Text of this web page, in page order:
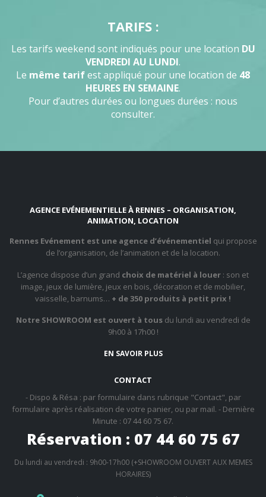
TARIFS :
Les tarifs weekend sont indiqués pour une location DU
VENDREDI AU LUNDI.
Le même tarifest appliqué pour une location de 48
HEURES EN SEMAINE.
Pour d’autres durées ou longues durées : nous
consulter.
AGENCE EVÉNEMENTIELLE À RENNES – ORGANISATION,
ANIMATION, LOCATION
Rennes Evénement est une agence d’événementiel qui propose
de l’organisation, de l’animation et de la location.
L’agence dispose d’un grand choix de matériel à louer : son et
image, jeux de lumière, jeux en bois, décoration et de mobilier,
vaisselle, barnums… + de 350 produits à petit prix !
Notre SHOWROOM est ouvert à tousdu lundi au vendredi de
9h00 à 17h00 !
EN SAVOIR PLUS
CONTACT
- Dispo & Résa : par formulaire dans rubrique "Contact", par
formulaire après réalisation de votre panier, ou par mail. - Dernière
Minute : 07 44 60 75 67.
Réservation : 07 44 60 75 67
Du lundi au vendredi : 9h00-17h00 (+SHOWROOM OUVERT AUX MEMES
HORAIRES)